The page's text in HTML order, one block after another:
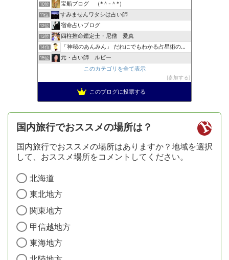
10位 宝船ブログ （*＾-＾*）
11位 すみませんワタシは占い師
12位 宿命占いブログ
13位 四柱推命鑑定士・尼僧 愛真
14位 「神秘のあんみん」 だれにでもわかる占星術の極意『サビアン…
15位
元・占い師 ルビー
このカテゴリを全て表示
参加する
このブログに投票する